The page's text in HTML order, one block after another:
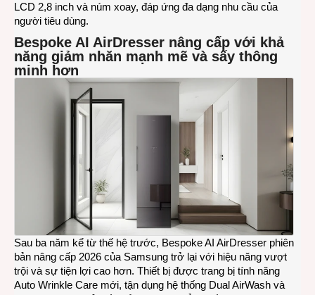
LCD 2,8 inch và núm xoay, đáp ứng đa dạng nhu cầu của
người tiêu dùng.
Bespoke AI AirDresser nâng cấp với khả
năng giảm nhăn mạnh mẽ và sấy thông
minh hơn
Sau ba năm kể từ thế hệ trước, Bespoke AI AirDresser phiên
bản nâng cấp 2026 của Samsung trở lại với hiệu năng vượt
trội và sự tiện lợi cao hơn. Thiết bị được trang bị tính năng
Auto Wrinkle Care mới, tận dụng hệ thống Dual AirWash và